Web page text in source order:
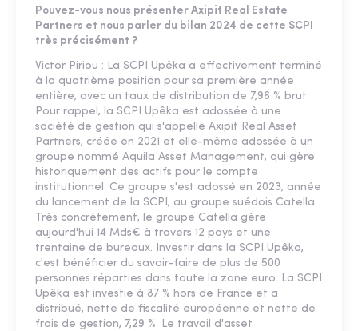
Pouvez-vous nous présenter Axipit Real Estate
Partners et nous parler du bilan 2024 de cette SCPI
très précisément ?
Victor Piriou : La SCPI Upêka a effectivement terminé
à la quatrième position pour sa première année
entière, avec un taux de distribution de 7,96 % brut.
Pour rappel, la SCPI Upêka est adossée à une
société de gestion qui s'appelle Axipit Real Asset
Partners, créée en 2021 et elle-même adossée à un
groupe nommé Aquila Asset Management, qui gère
historiquement des actifs pour le compte
institutionnel. Ce groupe s'est adossé en 2023, année
du lancement de la SCPI, au groupe suédois Catella.
Très concrètement, le groupe Catella gère
aujourd'hui 14 Mds€ à travers 12 pays et une
trentaine de bureaux. Investir dans la SCPI Upêka,
c'est bénéficier du savoir-faire de plus de 500
personnes réparties dans toute la zone euro. La SCPI
Upêka est investie à 87 % hors de France et a
distribué, nette de fiscalité européenne et nette de
frais de gestion, 7,29 %. Le travail d'asset